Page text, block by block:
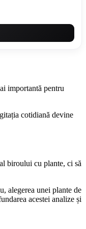
importantă pentru
cotidiană devine
biroului cu plante, ci să
alegerea unei plante de
acestei analize și